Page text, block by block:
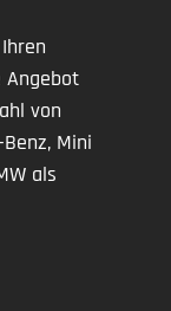
Angebot
von
Mini
als